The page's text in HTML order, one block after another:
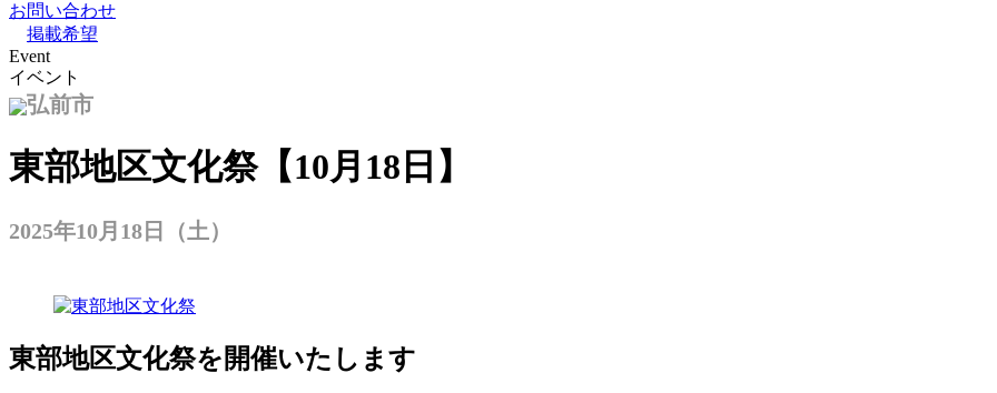
お問い合わせ
掲載希望
Event
イベント
弘前市
東部地区文化祭【10月18日】
2025年10月18日（土）
東部地区文化祭を開催いたします